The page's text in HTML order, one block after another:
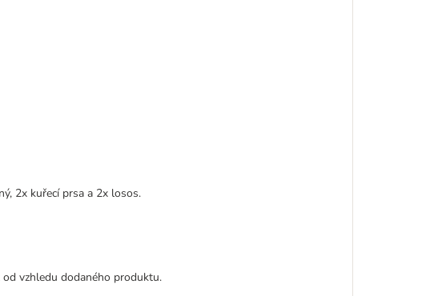
2x kuřecí prsa a 2x losos.
vzhledu dodaného produktu.